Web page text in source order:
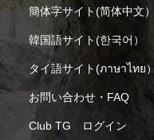
簡体字サイト(简体中文）
韓国語サイト(한국어）
タイ語サイト(ภาษาไทย）
お問い合わせ・FAQ
Club TG ログイン